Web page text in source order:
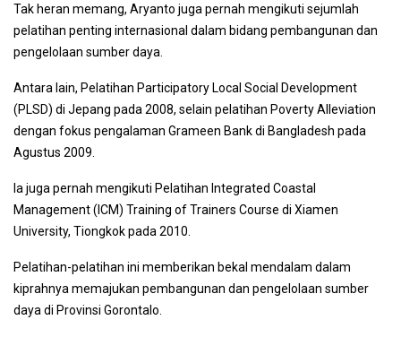
Tak heran memang, Aryanto juga pernah mengikuti sejumlah
pelatihan penting internasional dalam bidang pembangunan dan
pengelolaan sumber daya.
Antara lain, Pelatihan Participatory Local Social Development
(PLSD) di Jepang pada 2008, selain pelatihan Poverty Alleviation
dengan fokus pengalaman Grameen Bank di Bangladesh pada
Agustus 2009.
Ia juga pernah mengikuti Pelatihan Integrated Coastal
Management (ICM) Training of Trainers Course di Xiamen
University, Tiongkok pada 2010.
Pelatihan-pelatihan ini memberikan bekal mendalam dalam
kiprahnya memajukan pembangunan dan pengelolaan sumber
daya di Provinsi Gorontalo.